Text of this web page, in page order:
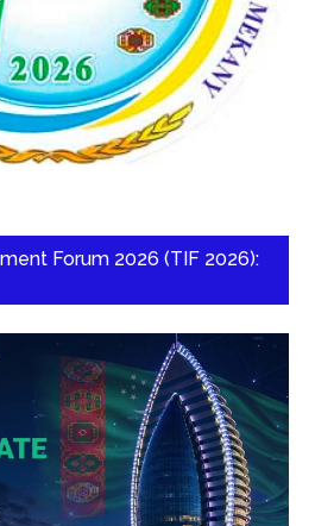
Forum 2026 (TIF 2026):